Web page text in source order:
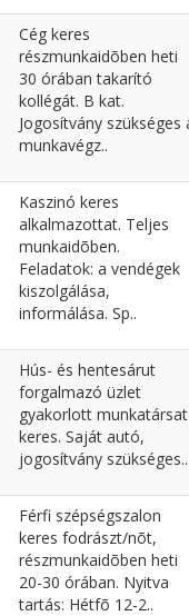
Cég keres
részmunkaidõben heti
30 órában takarító
kollégát. B kat.
Jogosítvány szükséges
munkavégz..
Kaszinó keres
alkalmazottat. Teljes
munkaidõben.
Feladatok: a vendégek
kiszolgálása,
informálása. Sp..
Hús- és hentesárut
forgalmazó üzlet
gyakorlott munkatársat
keres. Saját autó,
jogosítvány
Férfi szépségszalon
keres fodrászt/nõt,
részmunkaidõben heti
20-30 órában. Nyitva
tartás: Hétfõ 12-2..